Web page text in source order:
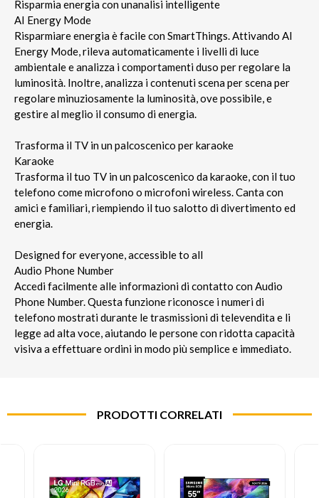
Risparmia energia con unanalisi intelligente
AI Energy Mode
Risparmiare energia è facile con SmartThings. Attivando AI
Energy Mode, rileva automaticamente i livelli di luce
ambientale e analizza i comportamenti duso per regolare la
luminosità. Inoltre, analizza i contenuti scena per scena per
regolare minuziosamente la luminosità, ove possibile, e
gestire al meglio il consumo di energia.
Trasforma il TV in un palcoscenico per karaoke
Karaoke
Trasforma il tuo TV in un palcoscenico da karaoke, con il tuo
telefono come microfono o microfoni wireless. Canta con
amici e familiari, riempiendo il tuo salotto di divertimento ed
energia.
Designed for everyone, accessible to all
Audio Phone Number
Accedi facilmente alle informazioni di contatto con Audio
Phone Number. Questa funzione riconosce i numeri di
telefono mostrati durante le trasmissioni di televendita e li
legge ad alta voce, aiutando le persone con ridotta capacità
visiva a effettuare ordini in modo più semplice e immediato.
PRODOTTI CORRELATI